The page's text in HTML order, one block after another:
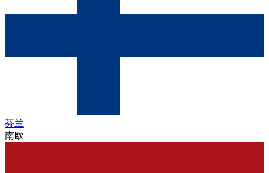
芬兰
南欧